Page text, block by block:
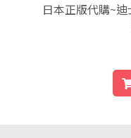
日本正版代購~迪士尼 小美人魚 艾麗